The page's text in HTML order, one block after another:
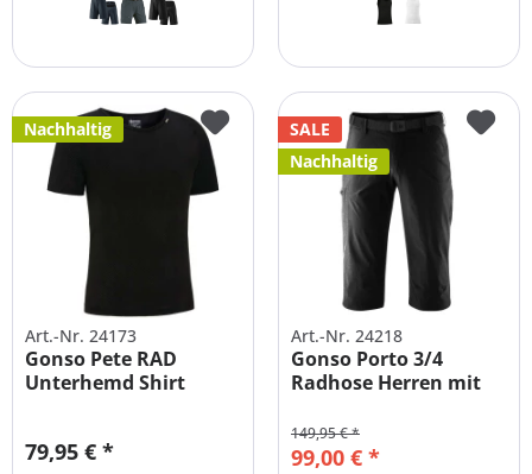
Nachhaltig
Art.-Nr. 24173
Gonso Pete RAD
Unterhemd Shirt
79,95 € *
SALE
Nachhaltig
Art.-Nr. 24218
Gonso Porto 3/4
Radhose Herren mit
99,00 € *
149,95 € *